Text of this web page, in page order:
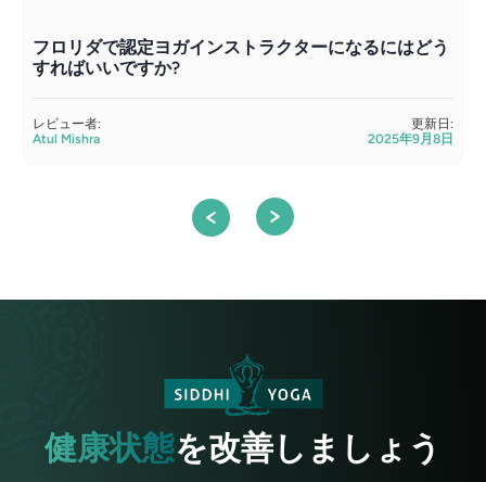
フロリダで認定ヨガインストラクターになるにはどう
すればいいですか?
レビュー者:
Atul Mishra
更新日:
2025年9月8日
健康状態を改善しましょう